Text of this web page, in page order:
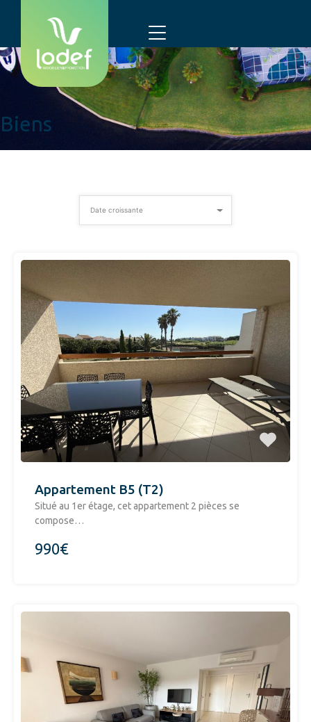
Biens
Date croissante
Appartement B5 (T2)
Situé au 1er étage, cet appartement 2 pièces se
compose…
990€